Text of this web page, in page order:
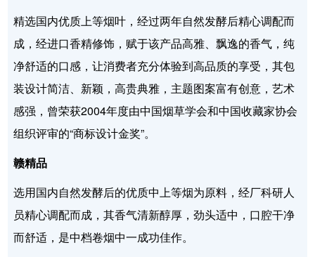
精选国内优质上等烟叶，经过两年自然发酵后精心调配而
成，经进口香精修饰，赋于该产品高雅、飘逸的香气，纯
净舒适的口感，让消费者充分体验到高品质的享受，其包
装设计简洁、新颖，高贵典雅，主题图案富有创意，艺术
感强，曾荣获2004年度由中国烟草学会和中国收藏家协会
组织评审的“商标设计金奖”。
赣精品
选用国内自然发酵后的优质中上等烟为原料，经厂科研人
员精心调配而成，其香气清新醇厚，劲头适中，口腔干净
而舒适，是中档卷烟中一成功佳作。